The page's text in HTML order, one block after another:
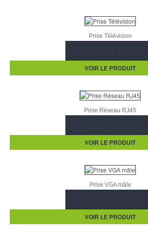
Prise Télévision
VOIR LE PRODUIT
Prise Réseau RJ45
VOIR LE PRODUIT
Prise VGA mâle
VOIR LE PRODUIT